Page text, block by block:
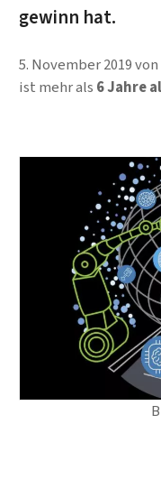
gewinn hat.
5. November 2019von
ist mehr als 6 Jahre